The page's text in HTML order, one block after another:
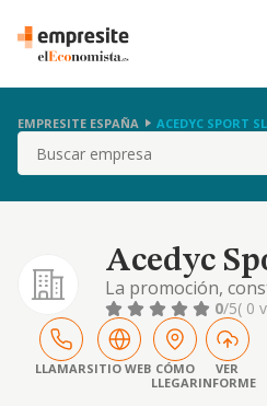
EMPRESITE ESPAÑA ACEDYC SPORT SL.
Buscar
Acedyc
La promoción,
gestión,
servicios e
como
exportación de
realización de
0/5( 0
LLAMARSITIO WEB CÓMO
LLEGAR
VER
INFORME